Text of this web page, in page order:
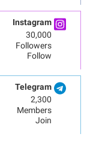
Instagram
30,000
Followers
Follow
Telegram
2,300
Members
Join